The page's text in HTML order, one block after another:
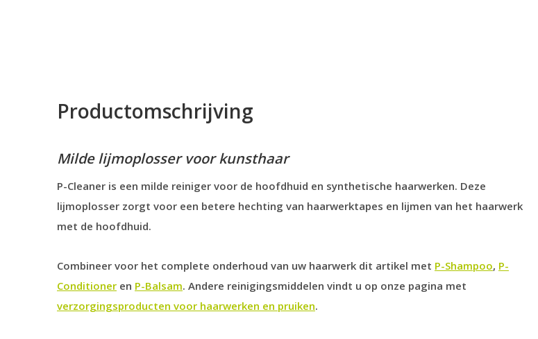
Productomschrijving
Milde lijmoplosser voor kunsthaar
P-Cleaner is een milde reiniger voor de hoofdhuid en synthetische haarwerken. Deze
lijmoplosser zorgt voor een betere hechting van haarwerktapes en lijmen van het haarwerk
met de hoofdhuid.
Combineer voor het complete onderhoud van uw haarwerk dit artikel met P-Shampoo, P-
Conditioner en P-Balsam. Andere reinigingsmiddelen vindt u op onze pagina met
verzorgingsproducten voor haarwerken en pruiken.